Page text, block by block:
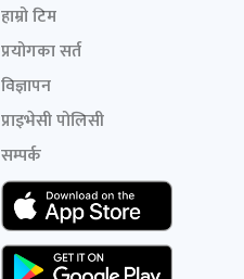
हाम्रो टिम
प्रयोगका सर्त
विज्ञापन
प्राइभेसी पोलिसी
सम्पर्क